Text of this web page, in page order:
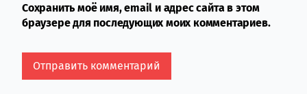
Сохранить моё имя, email и адрес сайта в этом
браузере для последующих моих комментариев.